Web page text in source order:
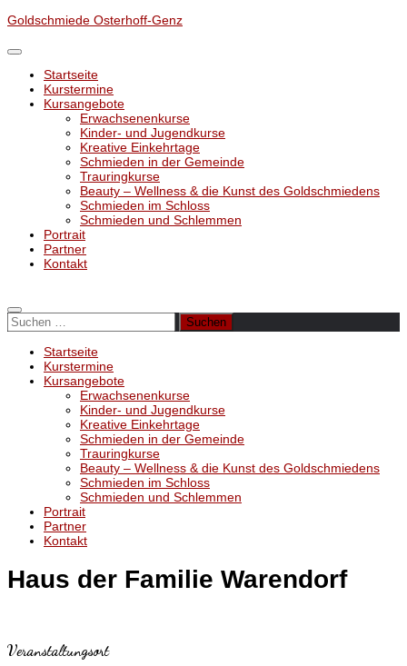
Unter
Inhalt
Goldschmiede Osterhoff-Genz
Startseite
Kurstermine
Kursangebote
Erwachsenenkurse
Kinder- und Jugendkurse
Kreative Einkehrtage
Schmieden in der Gemeinde
Trauringkurse
Beauty – Wellness & die Kunst des Goldschmiedens
Schmieden im Schloss
Schmieden und Schlemmen
Portrait
Partner
Kontakt
Suchen
nach:
Startseite
Kurstermine
Kursangebote
Erwachsenenkurse
Kinder- und Jugendkurse
Kreative Einkehrtage
Schmieden in der Gemeinde
Trauringkurse
Beauty – Wellness & die Kunst des Goldschmiedens
Schmieden im Schloss
Schmieden und Schlemmen
Portrait
Partner
Kontakt
Haus der Familie Warendorf
Veranstaltungsort